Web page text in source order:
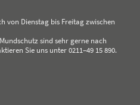
von Dienstag bis Freitag zwischen
sind sehr gerne nach
Sie uns unter 0211–49 15 890.